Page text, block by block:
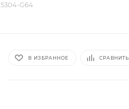
5304-G64
В ИЗБРАННОЕ СРАВНИТЬ